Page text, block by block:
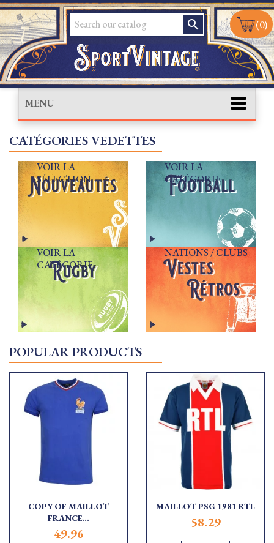
search (0)
MENU
CATÉGORIES VEDETTES
VOIR LA
SÉLECTION
VOIR LA
CATÉGORIE
VOIR LA
CATÉGORIE
NATIONS / CLUBS
POPULAR PRODUCTS
COPY OF MAILLOT
FRANCE...
49.96
MAILLOT PSG 1981 RTL
58.29